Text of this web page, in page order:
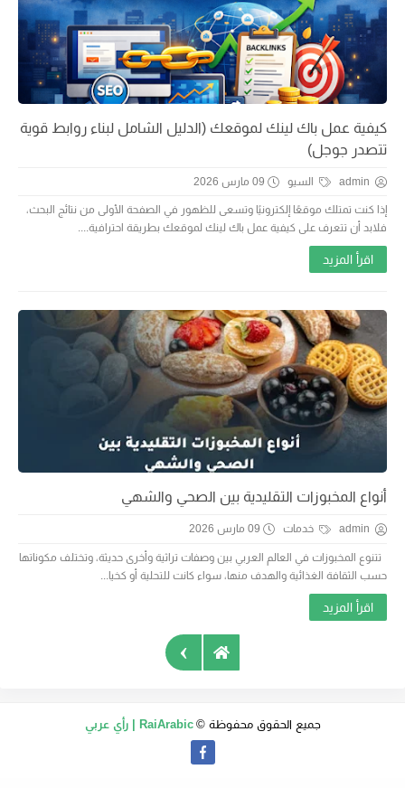
كيفية عمل باك لينك لموقعك (الدليل الشامل لبناء روابط قوية
تتصدر جوجل)
admin السيو 09 مارس 2026
إذا كنت تمتلك موقعًا إلكترونيًا وتسعى للظهور في الصفحة الأولى من نتائج البحث،
فلابد أن تتعرف على كيفية عمل باك لينك لموقعك بطريقة احترافية....
اقرأ المزيد
أنواع المخبوزات التقليدية بين الصحي والشهي
admin خدمات 09 مارس 2026
تتنوع المخبوزات في العالم العربي بين وصفات تراثية وأخرى حديثة، وتختلف مكوناتها
حسب الثقافة الغذائية والهدف منها، سواء كانت للتحلية أو كخيا...
اقرأ المزيد
›
جميع الحقوق محفوظة © RaiArabic | رأي عربي